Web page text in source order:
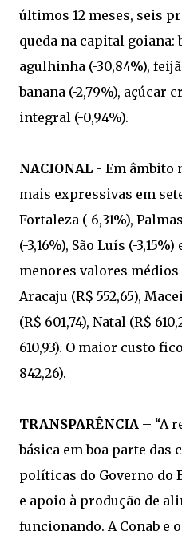
últimos 12 meses, seis
queda na capital goiana:
agulhinha (-30,84%),
banana (-2,79%), açúcar
integral (-0,94%).
NACIONAL - Em âmbito
mais expressivas em
Fortaleza (-6,31%),
(-3,16%), São Luís (-
menores valores
Aracaju (R$ 552,65),
(R$ 601,74), Natal (R$
610,93). O maior custo
842,26).
TRANSPARÊNCIA – “A
básica em boa parte das
políticas do Governo do
e apoio à produção de
funcionando. A Conab e